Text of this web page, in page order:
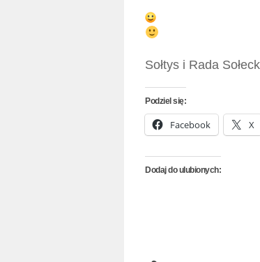
Sołtys i Rada
Podziel się:
Facebook X
Dodaj do ulubionych: